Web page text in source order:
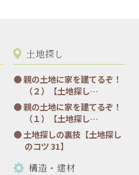
土地探し
親の土地に家を建てるぞ！
（２）【土地探し…
親の土地に家を建てるぞ！
（１）【土地探し…
土地探しの裏技【土地探し
のコツ 31】
構造・建材